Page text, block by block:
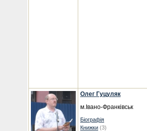
Олег Гуцуляк
м.Івано-Франківськ
Біографія
Книжки (3)